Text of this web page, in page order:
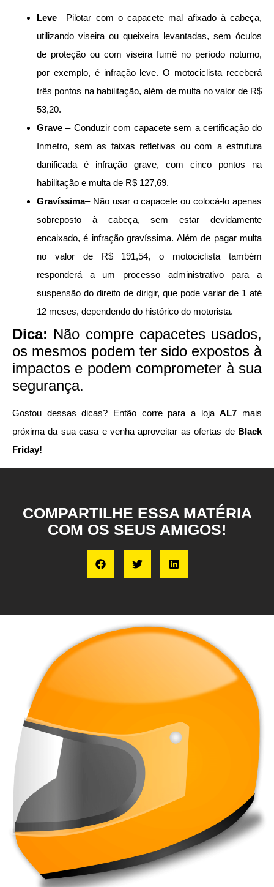
Leve– Pilotar com o capacete mal afixado à cabeça,
utilizando viseira ou queixeira levantadas, sem óculos
de proteção ou com viseira fumê no período noturno,
por exemplo, é infração leve. O motociclista receberá
três pontos na habilitação, além de multa no valor de R$
53,20.
Grave– Conduzir com capacete sem a certificação do
Inmetro, sem as faixas refletivas ou com a estrutura
danificada é infração grave, com cinco pontos na
habilitação e multa de R$ 127,69.
Gravíssima– Não usar o capacete ou colocá-lo apenas
sobreposto à cabeça, sem estar devidamente
encaixado, é infração gravíssima. Além de pagar multa
no valor de R$ 191,54, o motociclista também
responderá a um processo administrativo para a
suspensão do direito de dirigir, que pode variar de 1 até
12 meses, dependendo do histórico do motorista.
Dica: Não compre capacetes usados,
os mesmos podem ter sido expostos à
impactos e podem comprometer à sua
segurança.
Gostou dessas dicas? Então corre para a lojaAL7 mais
próxima da sua casa e venha aproveitar as ofertas de Black
Friday!
COMPARTILHE ESSA MATÉRIA
COM OS SEUS AMIGOS!